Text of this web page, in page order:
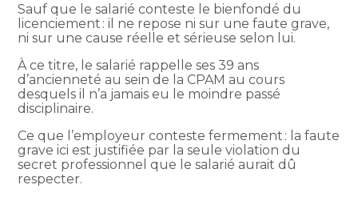
Sauf que le salarié conteste le bienfondé du
licenciement : il ne repose ni sur une faute grave,
ni sur une cause réelle et sérieuse selon lui.
À ce titre, le salarié rappelle ses 39 ans
d’ancienneté au sein de la CPAM au cours
desquels il n’a jamais eu le moindre passé
disciplinaire.
Ce que l’employeur conteste fermement : la faute
grave ici est justifiée par la seule violation du
secret professionnel que le salarié aurait dû
respecter.